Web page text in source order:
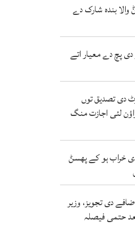
بندہ شارک دے
دی پچ دے معیار اتے
دی تصدیق توں
لئی اجازت منگ
خراب ہو کے پھسݨ
توں 15 فیصد اضافے دی تجویز، وزیر
حتمی فیصلہ